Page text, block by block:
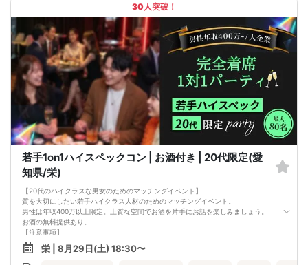
アルコール/ソフトドリンク付き
30人突破！
若手1on1ハイスペックコン | お酒付き | 20代限定(愛
知県/栄)
【20代のハイクラスな男女のためのマッチングイベント】
質を大切にしたい若手ハイクラス人材のためのマッチングイベント。
男性は年収400万以上限定。上質な空間でお酒を片手にお話を楽しみましょう。
お酒の無料提供あり。
【注意事項】
■当日の持ち物
・公的身分証明書 ※ご提示いただけない方はご参加いただけません
■留意事項
栄 | 8月29日(土) 18:30〜